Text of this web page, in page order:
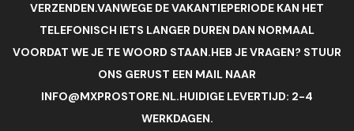
VERZENDEN.VANWEGE DE VAKANTIEPERIODE KAN HET
TELEFONISCH IETS LANGER DUREN DAN NORMAAL
VOORDAT WE JE TE WOORD STAAN.HEB JE VRAGEN? STUUR
ONS GERUST EEN MAIL NAAR
INFO@MXPROSTORE.NL.HUIDIGE LEVERTIJD: 2-4
WERKDAGEN.